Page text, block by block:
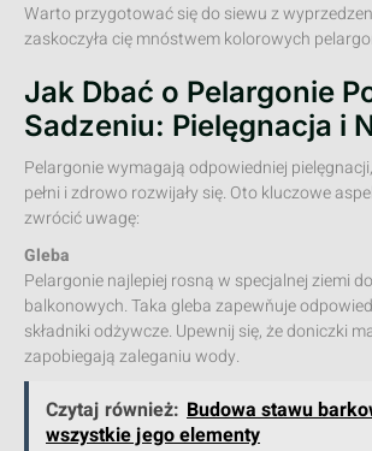
Warto przygotować się do siewu z
zaskoczyła cię mnóstwem kolorowych
Jak Dbać o Pelargonie
Sadzeniu: Pielęgnacja i
Pelargonie wymagają odpowiedniej
pełni i zdrowo rozwijały się. Oto kluczowe
zwrócić uwagę:
Gleba
Pelargonie najlepiej rosną w specjalnej ziemi
balkonowych. Taka gleba zapewňuje
składniki odżywcze. Upewnij się, że doniczki
zapobiegają zaleganiu wody.
Czytaj również: Budowa stawu
wszystkie jego elementy